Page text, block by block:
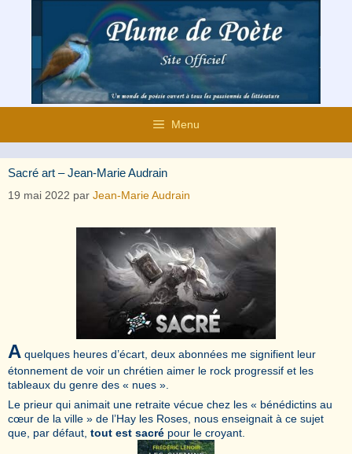
contenu
Menu
Sacré art – Jean-Marie Audrain
19 mai 2022 par Jean-Marie Audrain
A quelques heures d’écart, deux abonnées me signifient leur
étonnement de voir un chrétien aimer le rock progressif et les
tableaux du genre des « nues ».
Le prieur qui animait une retraite vécue chez les « bénédictins au
cœur de la ville » de l’Hay les Roses, nous enseignait à ce sujet
que, par défaut, tout est sacré pour le croyant.